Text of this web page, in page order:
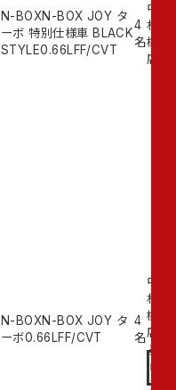
N-BOXN-BOX JOY タ
ーボ 特別仕様車 BLACK
STYLE0.66LFF/CVT
4
名
中
村
橋
店
N-BOXN-BOX JOY タ
ーボ0.66LFF/CVT
4
名
中
村
橋
店試
乗
申
込